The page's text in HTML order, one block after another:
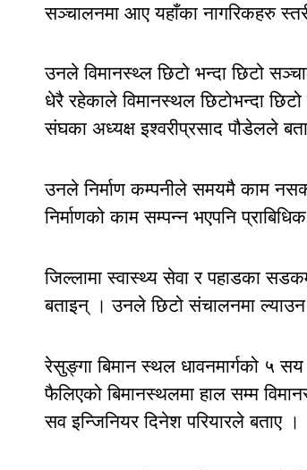
सञ्चालनमा आए यहाँका नागरिकहरु
उनले विमानस्थ्ल छिटो भन्दा छिटो
धेरै रहेकाले विमानस्थल छिटोभन्दा
संघका अध्यक्ष इश्वरीप्रसाद पौडेलले
उनले निर्माण कम्पनीले समयमै काम
निर्माणको काम सम्पन्न भएपनि
जिल्लामा स्वास्थ्य सेवा र पहाडका
बताइन् । उनले छिटो संचालनमा
रेसुङ्गा बिमान स्थल धावनमार्गको ५
फैलिएको बिमानस्थलमा हाल सम्म
सव इन्जिनियर दिनेश परियारले बताए ।